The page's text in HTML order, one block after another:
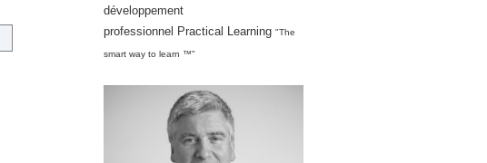
développement
professionnel Practical Learning "The
smart way to learn ™"